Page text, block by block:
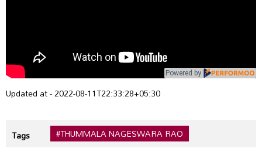
Powered by
Updated at - 2022-08-11T22:33:28+05:30
Tags #THUMMALA NAGESWARA RAO